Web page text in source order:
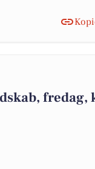
fredag,